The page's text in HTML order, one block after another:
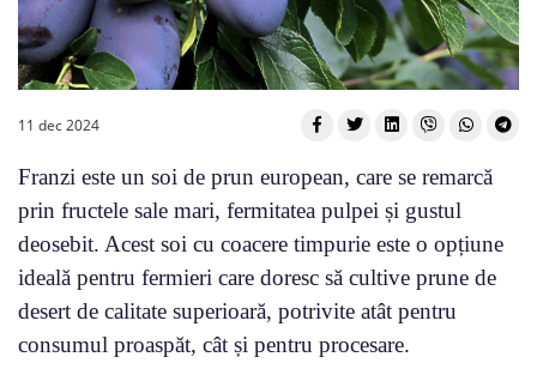
11 dec 2024
Franzi este un soi de prun european, care se remarcă
prin fructele sale mari, fermitatea pulpei și gustul
deosebit. Acest soi cu coacere timpurie este o opțiune
ideală pentru fermieri care doresc să cultive prune de
desert de calitate superioară, potrivite atât pentru
consumul proaspăt, cât și pentru procesare.